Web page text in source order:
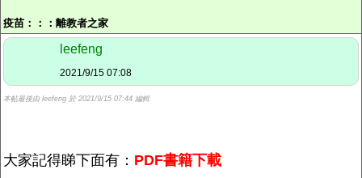
疫苗：：： 離教者之家
leefeng
2021/9/15 07:08
本帖最後由 leefeng 於 2021/9/15 07:44 編輯
大家記得睇下面有： PDF書籍下載